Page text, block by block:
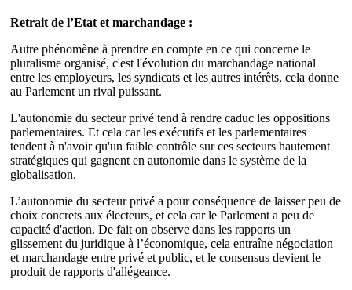
Retrait de l’Etat et marchandage :
Autre phénomène à prendre en compte en ce qui concerne le
pluralisme organisé, c'est l'évolution du marchandage national
entre les employeurs, les syndicats et les autres intérêts, cela donne
au Parlement un rival puissant.
L'autonomie du secteur privé tend à rendre caduc les oppositions
parlementaires. Et cela car les exécutifs et les parlementaires
tendent à n'avoir qu'un faible contrôle sur ces secteurs hautement
stratégiques qui gagnent en autonomie dans le système de la
globalisation.
L’autonomie du secteur privé a pour conséquence de laisser peu de
choix concrets aux électeurs, et cela car le Parlement a peu de
capacité d'action. De fait on observe dans les rapports un
glissement du juridique à l’économique, cela entraîne négociation
et marchandage entre privé et public, et le consensus devient le
produit de rapports d'allégeance.